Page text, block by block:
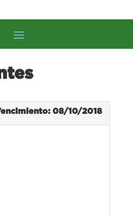
08/10/2018